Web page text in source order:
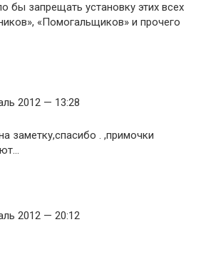
бы запрещать установку этих всех
«Помогальщиков» и прочего
2012 — 13:28
заметку,спасибо . ,примочки
2012 — 20:12